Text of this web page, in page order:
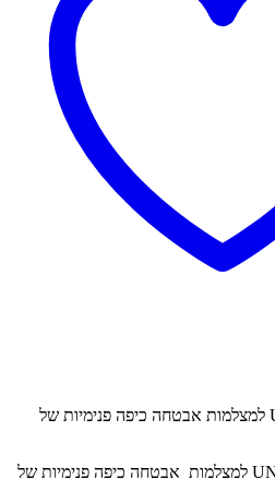
התקן קיבוע UNI-UMB1 למצלמות אבטחה כיפה פנימיות של